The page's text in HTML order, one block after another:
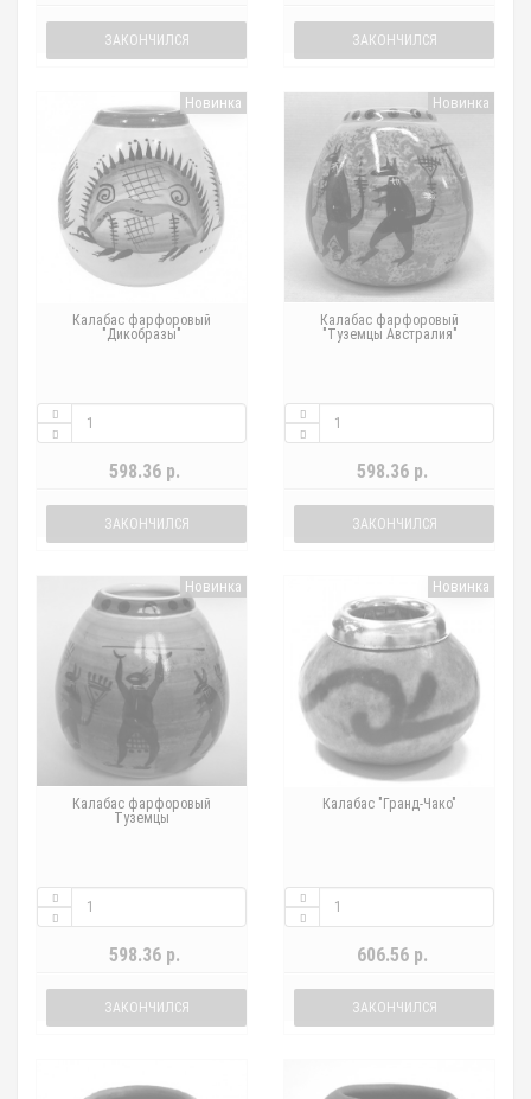
ЗАКОНЧИЛСЯ ЗАКОНЧИЛСЯ
Новинка
Калабас фарфоровый
"Дикобразы"
598.36 р.
ЗАКОНЧИЛСЯ
Новинка
Калабас фарфоровый
"Туземцы Австралия"
598.36 р.
ЗАКОНЧИЛСЯ
Новинка
Калабас фарфоровый
Туземцы
598.36 р.
ЗАКОНЧИЛСЯ
Новинка
Калабас "Гранд-Чако"
606.56 р.
ЗАКОНЧИЛСЯ